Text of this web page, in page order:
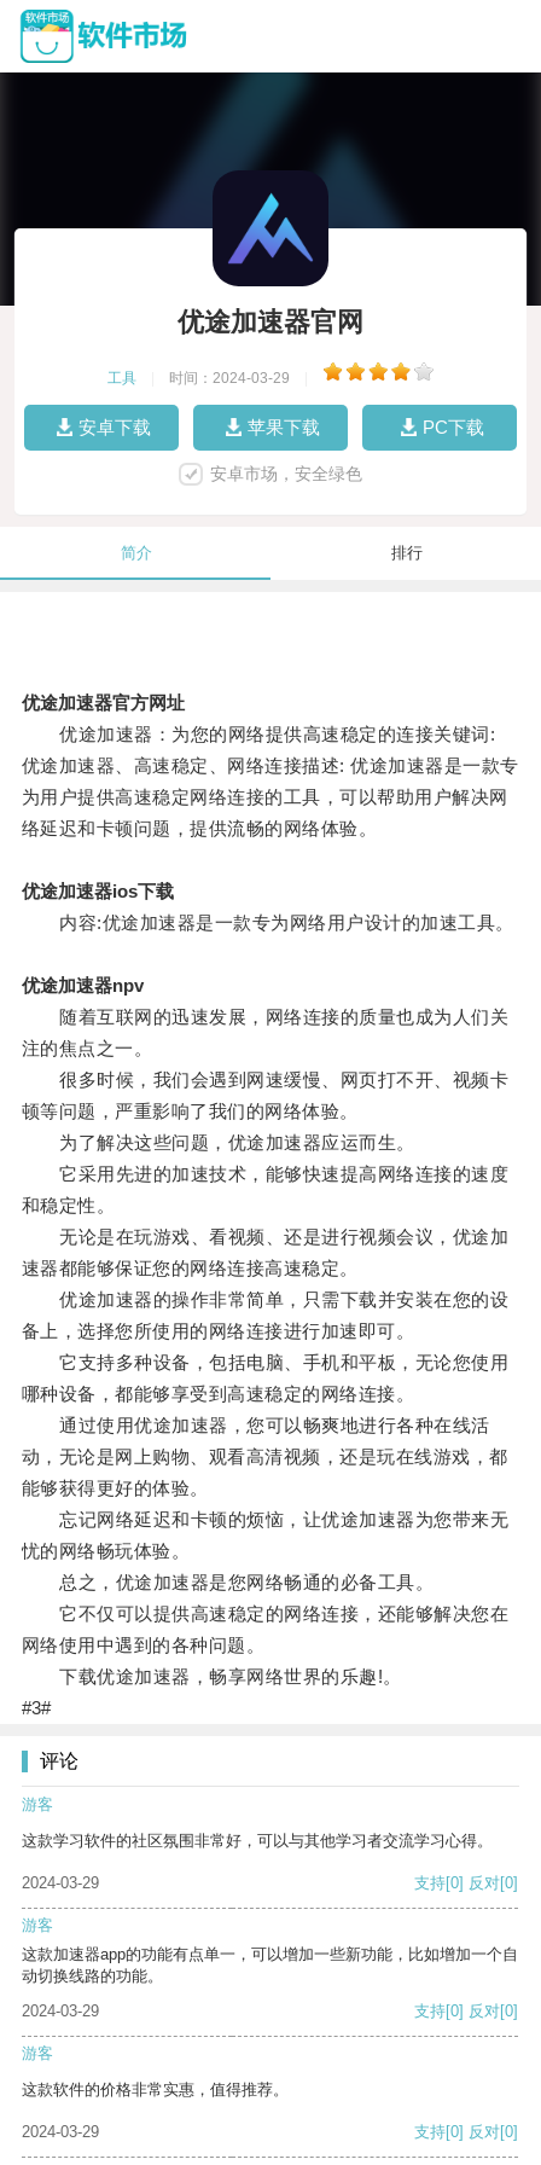
优途加速器官网
工具 时间：2024-03-29
安卓下载 苹果下载 PC下载
安卓市场，安全绿色
简介 排行
优途加速器官方网址
优途加速器：为您的网络提供高速稳定的连接关键词:
优途加速器、高速稳定、网络连接描述: 优途加速器是一款专
为用户提供高速稳定网络连接的工具，可以帮助用户解决网
络延迟和卡顿问题，提供流畅的网络体验。
优途加速器ios下载
内容:优途加速器是一款专为网络用户设计的加速工具。
优途加速器npv
随着互联网的迅速发展，网络连接的质量也成为人们关
注的焦点之一。
很多时候，我们会遇到网速缓慢、网页打不开、视频卡
顿等问题，严重影响了我们的网络体验。
为了解决这些问题，优途加速器应运而生。
它采用先进的加速技术，能够快速提高网络连接的速度
和稳定性。
无论是在玩游戏、看视频、还是进行视频会议，优途加
速器都能够保证您的网络连接高速稳定。
优途加速器的操作非常简单，只需下载并安装在您的设
备上，选择您所使用的网络连接进行加速即可。
它支持多种设备，包括电脑、手机和平板，无论您使用
哪种设备，都能够享受到高速稳定的网络连接。
通过使用优途加速器，您可以畅爽地进行各种在线活
动，无论是网上购物、观看高清视频，还是玩在线游戏，都
能够获得更好的体验。
忘记网络延迟和卡顿的烦恼，让优途加速器为您带来无
忧的网络畅玩体验。
总之，优途加速器是您网络畅通的必备工具。
它不仅可以提供高速稳定的网络连接，还能够解决您在
网络使用中遇到的各种问题。
下载优途加速器，畅享网络世界的乐趣!。
#3#
评论
游客
这款学习软件的社区氛围非常好，可以与其他学习者交流学习心得。
2024-03-29 支持[0] 反对[0]
游客
这款加速器app的功能有点单一，可以增加一些新功能，比如增加一个自
动切换线路的功能。
2024-03-29
支持[0] 反对[0]
游客
这款软件的价格非常实惠，值得推荐。
2024-03-29 支持[0] 反对[0]